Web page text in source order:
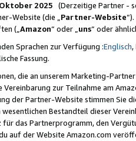
2025 (Derzeitige Partner -
Website (die „Partner-Website
(„Amazon“ oder „uns“ oder
Sprachen zur Verfügung :Englisch,
Fassung.
die an unserem Marketing-
Vereinbarung zur Teilnahme am
der Partner-Website stimmen Sie
wesentlichen Bestandteil dieser
für das Partnerprogramm, den
auf der Website Amazon.com